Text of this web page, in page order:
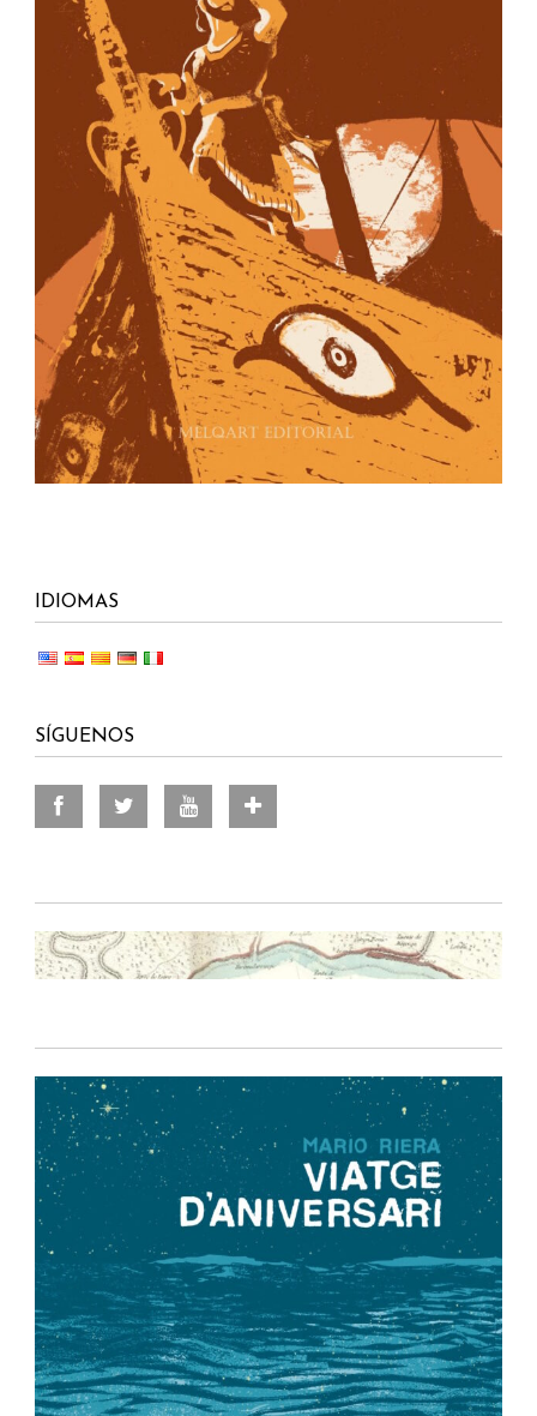
IDIOMAS
SÍGUENOS